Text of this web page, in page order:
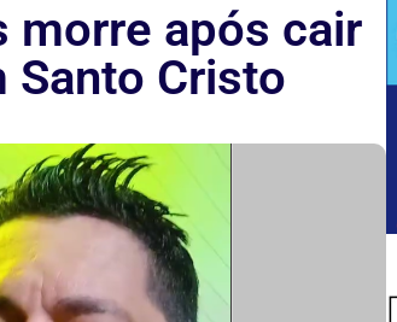
morre após cair
Santo Cristo